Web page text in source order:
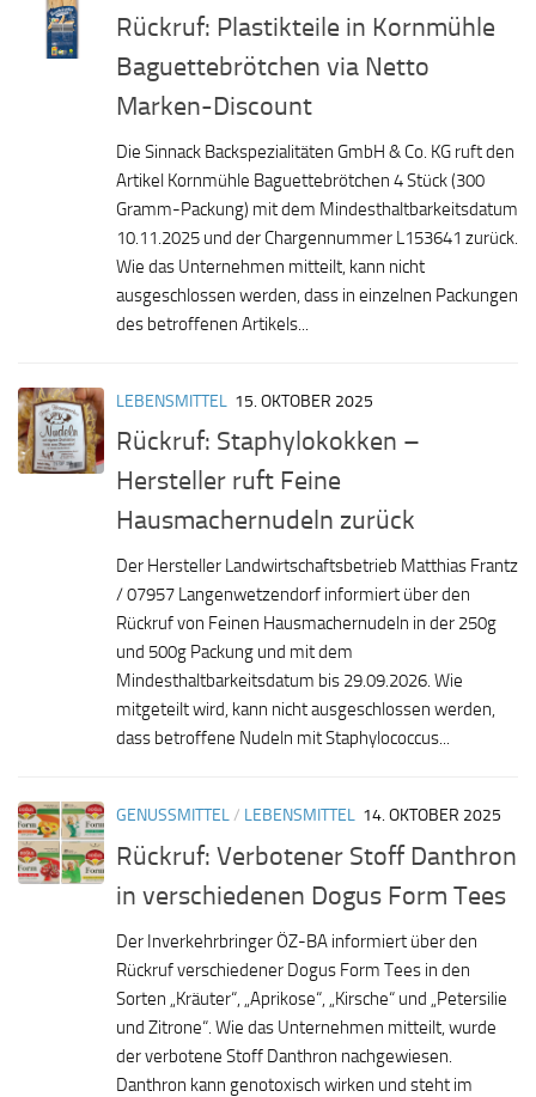
Rückruf: Plastikteile in Kornmühle
Baguettebrötchen via Netto
Marken-Discount
Die Sinnack Backspezialitäten GmbH & Co. KG ruft den
Artikel Kornmühle Baguettebrötchen 4 Stück (300
Gramm-Packung) mit dem Mindesthaltbarkeitsdatum
10.11.2025 und der Chargennummer L153641 zurück.
Wie das Unternehmen mitteilt, kann nicht
ausgeschlossen werden, dass in einzelnen Packungen
des betroffenen Artikels...
LEBENSMITTEL 15. OKTOBER 2025
Rückruf: Staphylokokken –
Hersteller ruft Feine
Hausmachernudeln zurück
Der Hersteller Landwirtschaftsbetrieb Matthias Frantz
/ 07957 Langenwetzendorf informiert über den
Rückruf von Feinen Hausmachernudeln in der 250g
und 500g Packung und mit dem
Mindesthaltbarkeitsdatum bis 29.09.2026. Wie
mitgeteilt wird, kann nicht ausgeschlossen werden,
dass betroffene Nudeln mit Staphylococcus...
GENUSSMITTEL/ LEBENSMITTEL 14. OKTOBER 2025
Rückruf: Verbotener Stoff Danthron
in verschiedenen Dogus Form Tees
Der Inverkehrbringer ÖZ-BA informiert über den
Rückruf verschiedener Dogus Form Tees in den
Sorten „Kräuter“, „Aprikose“, „Kirsche“ und „Petersilie
und Zitrone“. Wie das Unternehmen mitteilt, wurde
der verbotene Stoff Danthron nachgewiesen.
Danthron kann genotoxisch wirken und steht im